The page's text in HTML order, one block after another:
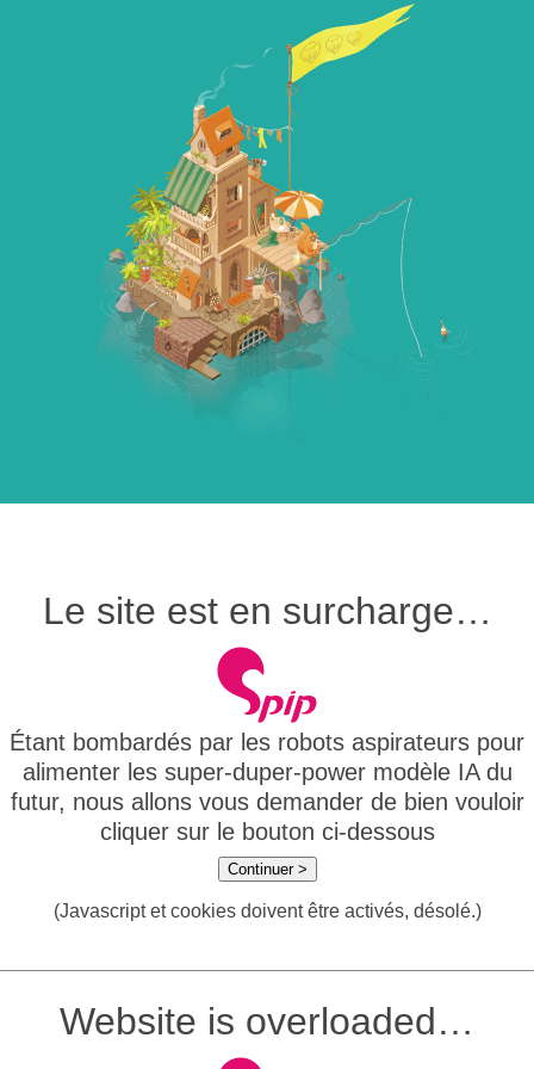
Le site est en surcharge…
Étant bombardés par les robots aspirateurs pour
alimenter les super-duper-power modèle IA du
futur, nous allons vous demander de bien vouloir
cliquer sur le bouton ci-dessous
Continuer >
(Javascript et cookies doivent être activés, désolé.)
Website is overloaded…